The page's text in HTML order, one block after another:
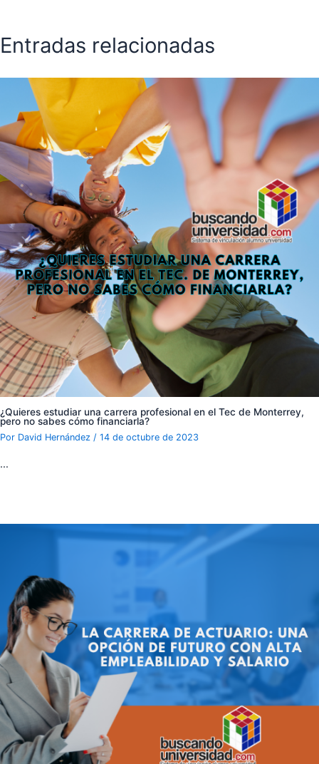
Entradas relacionadas
¿Quieres estudiar una carrera profesional en el Tec de Monterrey,
pero no sabes cómo financiarla?
Por David Hernández / 14 de octubre de 2023
…